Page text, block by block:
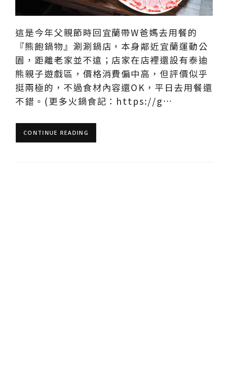
這是今年父親節時回宜蘭帶W爸媽去用餐的
『熊飽鍋物』涮涮鍋店，本身鄰近宜蘭運動公
園，距離老家並不遠；店家在店裡還設有泰迪
熊親子遊戲區，價格消費偏中高，但評價似乎
挺兩極的，不過食材內容還OK，平日去用餐還
不錯。(更多火鍋食記：https://g…
CONTINUE READING